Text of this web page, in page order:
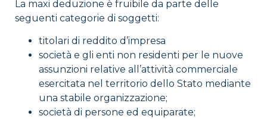
La maxi deduzione è fruibile da parte delle
seguenti categorie di soggetti:
titolari di reddito d’impresa
società e gli enti non residenti per le nuove
assunzioni relative all’attività commerciale
esercitata nel territorio dello Stato mediante
una stabile organizzazione;
società di persone ed equiparate;